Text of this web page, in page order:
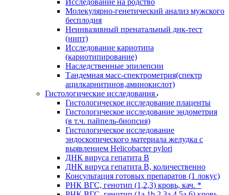
Исследование на родство
Молекулярно-генетический анализ мужского
бесплодия
Неинвазивный пренатальный днк-тест
(нипт)
Исследование кариотипа
(кариотипирование)
Наследственные эпилепсии
Тандемная масс-спектрометрия(спектр
ацилкарнитинов,аминокислот)
Гистологические исследования
Гистологическое исследование плаценты
Гистологическое исследование эндометрия
(в т.ч. пайпель-биопсия)
Гистологическое исследование
эндоскопического материала желудка с
выявлением Helicobacter pylori
ДНК вируса гепатита B
ДНК вируса гепатита B, количественно
Консультация готовых препаратов (1 локус)
РНК ВГC, генотип (1,2,3) кровь, кач. *